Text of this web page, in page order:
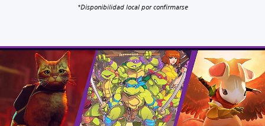
*Disponibilidad local por confirmarse